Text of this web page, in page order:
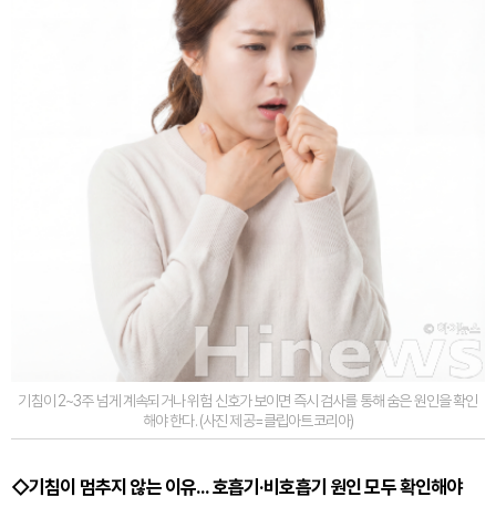
기침이 2~3주 넘게 계속되거나 위험 신호가 보이면 즉시 검사를 통해 숨은 원인을 확인
해야 한다. (사진 제공=클립아트코리아)
◇기침이 멈추지 않는 이유... 호흡기·비호흡기 원인 모두 확인해야